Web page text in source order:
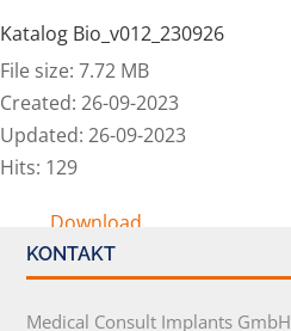
Katalog Bio_v012_230926
File size: 7.72 MB
Created: 26-09-2023
Updated: 26-09-2023
Hits: 129
Download
KONTAKT
Medical Consult Implants GmbH